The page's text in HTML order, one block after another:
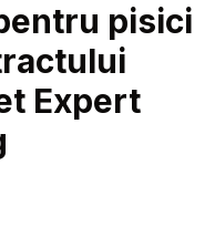
pisici
Expert